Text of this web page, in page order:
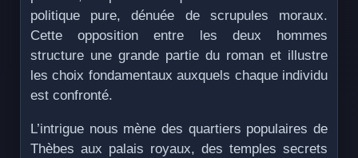
politique pure, dénuée de scrupules moraux.
Cette opposition entre les deux hommes
structure une grande partie du roman et illustre
les choix fondamentaux auxquels chaque individu
est confronté.
L’intrigue nous mène des quartiers populaires de
Thèbes aux palais royaux, des temples secrets